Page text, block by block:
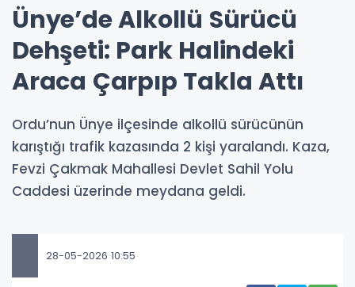
Ünye’de Alkollü Sürücü
Dehşeti: Park Halindeki
Araca Çarpıp Takla Attı
Ordu’nun Ünye ilçesinde alkollü sürücünün
karıştığı trafik kazasında 2 kişi yaralandı. Kaza,
Fevzi Çakmak Mahallesi Devlet Sahil Yolu
Caddesi üzerinde meydana geldi.
28-05-2026 10:55